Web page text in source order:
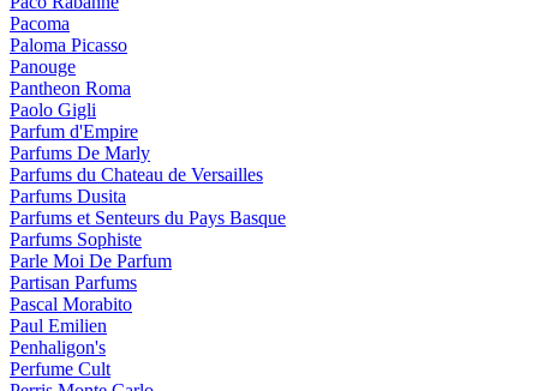
Pacoma
Paloma Picasso
Panouge
Pantheon Roma
Paolo Gigli
Parfum d'Empire
Parfums De Marly
Parfums du Chateau de Versailles
Parfums Dusita
Parfums et Senteurs du Pays Basque
Parfums Sophiste
Parle Moi De Parfum
Partisan Parfums
Pascal Morabito
Paul Emilien
Penhaligon's
Perfume Cult